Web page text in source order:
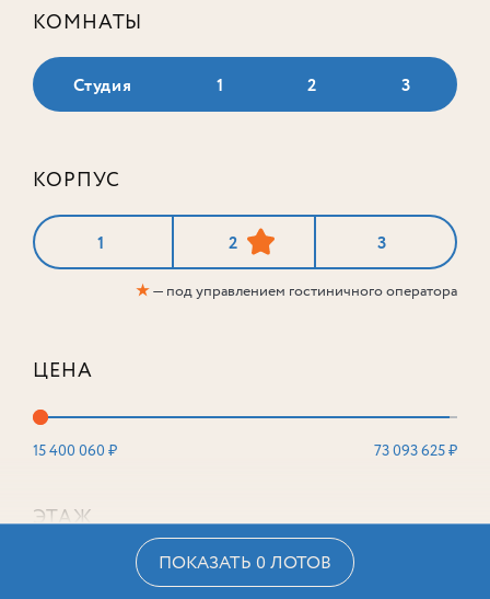
КОМНАТЫ
Студия 1 2 3
КОРПУС
1 2 3
★— под управлением гостиничного оператора
ЦЕНА
15 400 060 ₽ 73 093 625 ₽
ЭТАЖ
ПОКАЗАТЬ 0 ЛОТОВ